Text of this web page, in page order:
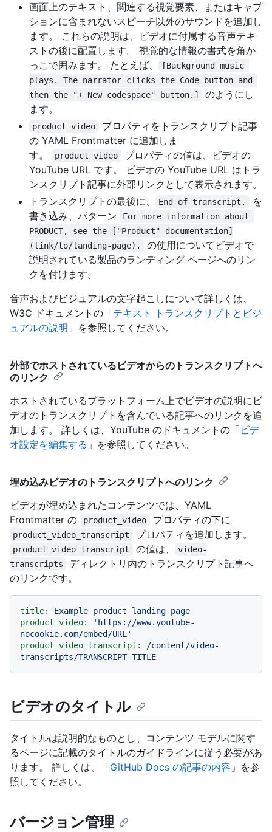
画面上のテキスト、関連する視覚要素、またはキャプ
ションに含まれないスピーチ以外のサウンドを追加し
ます。 これらの説明は、ビデオに付属する音声テキ
ストの後に配置します。 視覚的な情報の書式を角か
っこで囲みます。 たとえば、
[Background music
plays. The narrator clicks the Code button and
then the "+ New codespace" button.]
のようにし
ます。
product_video
プロパティをトランスクリプト記事
の YAML Frontmatter に追加しま
す。
product_video
プロパティの値は、ビデオの
YouTube URL です。 ビデオの YouTube URL はトラ
ンスクリプト記事に外部リンクとして表示されます。
トランスクリプトの最後に、
End of transcript.
を
書き込み、パターン
For more information about
PRODUCT, see the ["Product" documentation]
(link/to/landing-page).
の使用についてビデオで
説明されている製品のランディング ページへのリン
クを付けます。
音声およびビジュアルの文字起こしについて詳しくは、
W3C ドキュメントの「テキスト トランスクリプトとビジ
ュアルの説明 」を参照してください。
外部でホストされているビデオからのトランスクリプトへ
のリンク
ホストされているプラットフォーム上でビデオの説明にビ
デオのトランスクリプトを含んでいる記事へのリンクを追
加します。 詳しくは、YouTube のドキュメントの「 ビデ
オ設定を編集する 」を参照してください。
埋め込みビデオのトランスクリプトへのリンク
ビデオが埋め込まれたコンテンツでは、YAML
Frontmatter の
product_video プロパティの下に
product_video_transcript プロパティを追加します。
product_video_transcript の値は、
video-
transcripts
ディレクトリ内のトランスクリプト記事へ
のリンクです。
title: Example product landing page
product_video:
'https://www.youtube-
nocookie.com/embed/URL'
product_video_transcript:
/content/video-
transcripts/TRANSCRIPT-TITLE
ビデオのタイトル
タイトルは説明的なものとし、コンテンツ モデルに関す
るページに記載のタイトルのガイドラインに従う必要があ
ります。 詳しくは、「GitHub Docs の記事の内容 」を参
照してください。
バージョン管理